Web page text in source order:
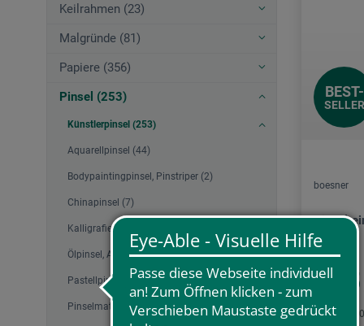
Keilrahmen (23)
Malgründe (81)
Papiere (356)
Pinsel (253)
Künstlerpinsel (253)
Aquarellpinsel (44)
Bodypaintingpinsel, Pinstriper (2)
Chinapinsel (7)
Kalligrafiepinsel (3)
Ölpinsel, Acrylpinsel (81)
Pastellpinsel (3)
Pinselmatten mit Inhalt (1)
BEST-
SELLER
boesner
6,55
1 l =